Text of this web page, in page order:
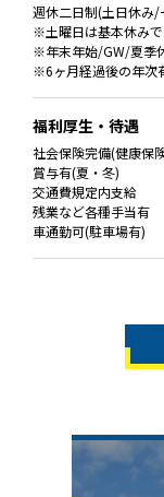
週休二日制(土日休み/
※土曜日は基本休み
※年末年始/GW/夏季
※6ヶ月経過後の年次
福利厚生・待遇
社会保険完備(健康保
賞与有(夏・冬)
交通費規定内支給
残業など各種手当有
車通勤可(駐車場有)